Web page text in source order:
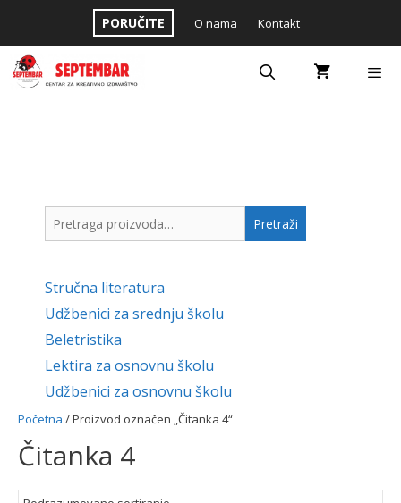
content
PORUČITE O nama Kontakt
Početna / Proizvod označen „Čitanka 4“
Čitanka 4
Pretraga
za:
Pretraži
Stručna literatura
Udžbenici za srednju školu
Beletristika
Lektira za osnovnu školu
Udžbenici za osnovnu školu